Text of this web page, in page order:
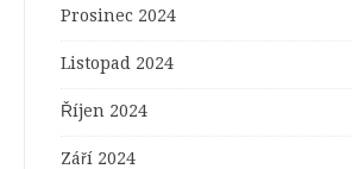
Prosinec 2024
Listopad 2024
Říjen 2024
Září 2024